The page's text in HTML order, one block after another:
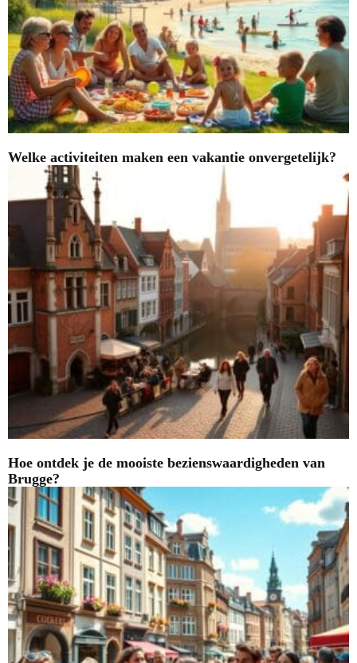
Welke activiteiten maken een vakantie onvergetelijk?
Hoe ontdek je de mooiste bezienswaardigheden van
Brugge?